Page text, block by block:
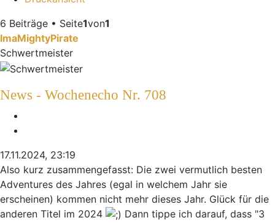
6 Beiträge • Seite1von1
ImaMightyPirate
Schwertmeister
News - Wochenecho Nr. 708
17.11.2024, 23:19
Also kurz zusammengefasst: Die zwei vermutlich besten
Adventures des Jahres (egal in welchem Jahr sie
erscheinen) kommen nicht mehr dieses Jahr. Glück für die
anderen Titel im 2024
Dann tippe ich darauf, dass "3